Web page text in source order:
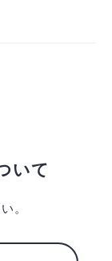
いて
。